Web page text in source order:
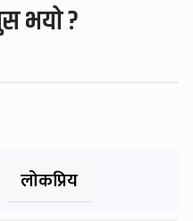
भयो ?
लोकप्रिय